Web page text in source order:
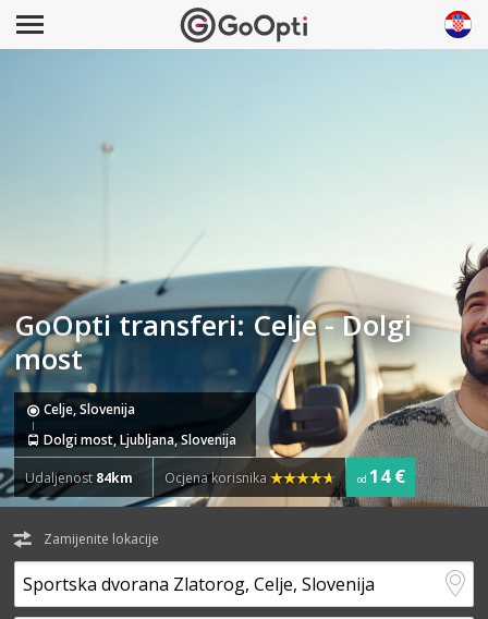
GoOpti transferi: Celje - Dolgi
most
Celje, Slovenija
Dolgi most, Ljubljana, Slovenija
Udaljenost 84km Ocjena korisnika od 14 €
Zamijenite lokacije